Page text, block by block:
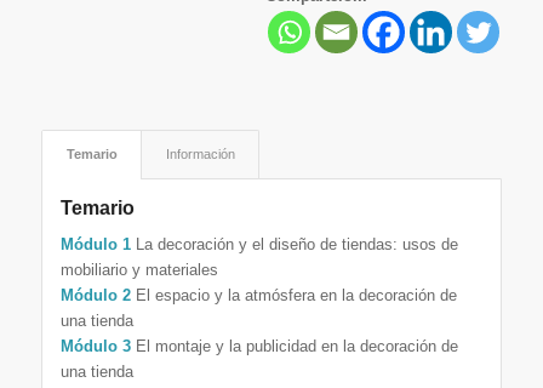
Temario Información
Temario
Módulo 1La decoración y el diseño de tiendas: usos de
mobiliario y materiales
Módulo 2El espacio y la atmósfera en la decoración de
una tienda
Módulo 3El montaje y la publicidad en la decoración de
una tienda